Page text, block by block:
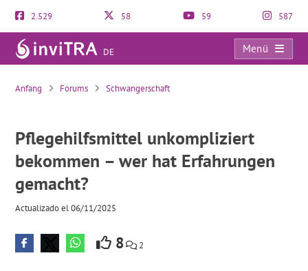
2.529 58 59 587
DE
Menü
Pflegehilfsmittel unkompliziert bekommen – wer hat Erfahrungen gemacht?
Anfang Forums Schwangerschaft
Pflegehilfsmittel unkompliziert
bekommen – wer hat Erfahrungen
gemacht?
Actualizado el 06/11/2025
8 2